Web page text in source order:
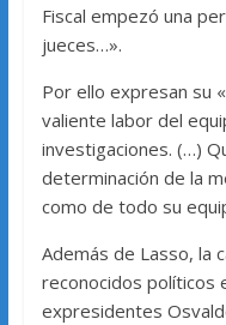
Fiscal empezó una
jueces…».
Por ello expresan su
valiente labor del
investigaciones. (…)
determinación de la
como de todo su
Además de Lasso, la
reconocidos políticos
expresidentes